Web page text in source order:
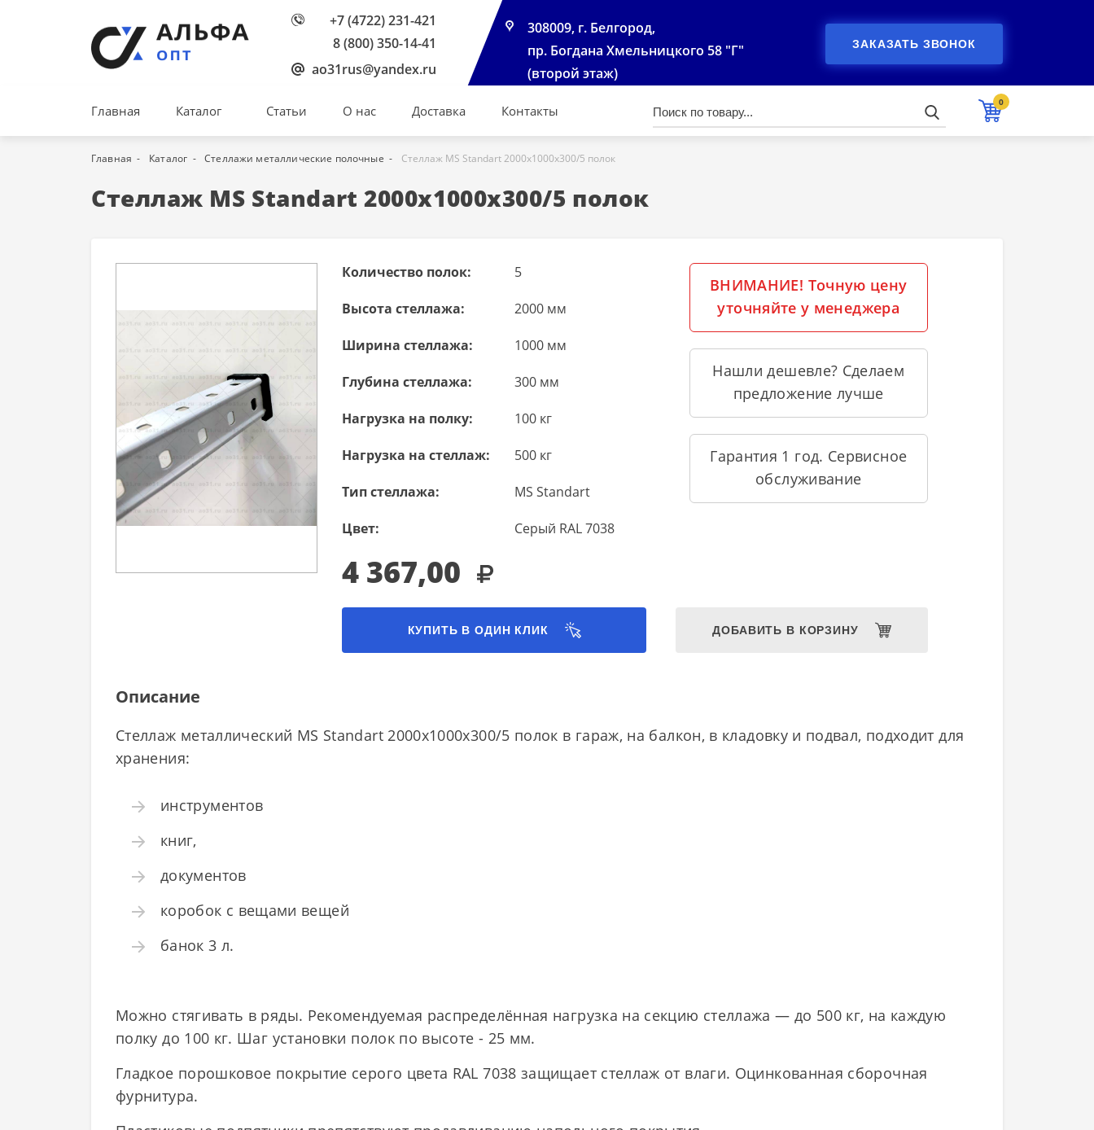
+7 (4722) 231-421
8 (800) 350-14-41
ao31rus@yandex.ru
308009, г. Белгород,
пр. Богдана Хмельницкого 58 "Г"
(второй этаж)
ЗАКАЗАТЬ ЗВОНОК
Главная Каталог Статьи О нас Доставка Контакты
0
Главная Каталог Стеллажи металлические полочные Стеллаж MS Standart 2000х1000х300/5 полок
Стеллаж MS Standart 2000х1000х300/5 полок
Количество полок: 5
Высота стеллажа: 2000 мм
Ширина стеллажа: 1000 мм
Глубина стеллажа: 300 мм
Нагрузка на полку: 100 кг
Нагрузка на стеллаж: 500 кг
Тип стеллажа: MS Standart
Цвет: Серый RAL 7038
4 367,00
ВНИМАНИЕ! Точную цену
уточняйте у менеджера
Нашли дешевле? Сделаем
предложение лучше
Гарантия 1 год. Сервисное
обслуживание
КУПИТЬ В ОДИН КЛИК ДОБАВИТЬ В КОРЗИНУ
Описание
Стеллаж металлический MS Standart 2000х1000х300/5 полок в гараж, на балкон, в кладовку и подвал, подходит для
хранения:
инструментов
книг,
документов
коробок с вещами вещей
банок 3 л.
Можно стягивать в ряды. Рекомендуемая распределённая нагрузка на секцию стеллажа — до 500 кг, на каждую
полку до 100 кг. Шаг установки полок по высоте - 25 мм.
Гладкое порошковое покрытие серого цвета RAL 7038 защищает стеллаж от влаги. Оцинкованная сборочная
фурнитура.